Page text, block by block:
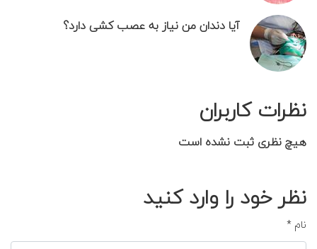
آیا دندان من نیاز به عصب کشی دارد؟
نظرات کاربران
هیچ نظری ثبت نشده است
نظر خود را وارد کنید
نام *